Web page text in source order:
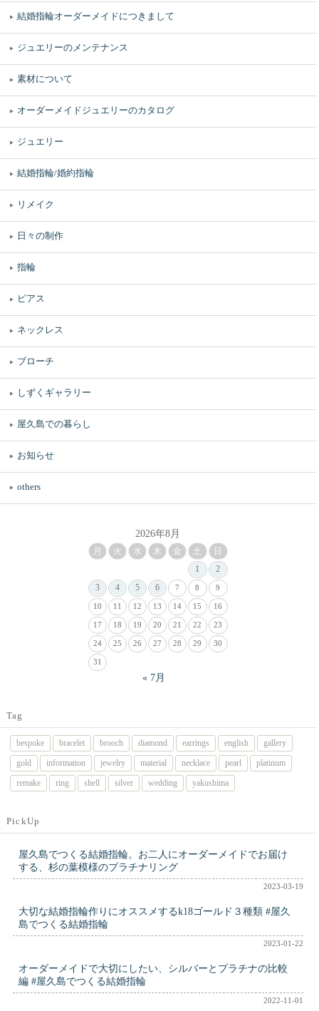
結婚指輪オーダーメイドにつきまして
ジュエリーのメンテナンス
素材について
オーダーメイドジュエリーのカタログ
ジュエリー
結婚指輪/婚約指輪
リメイク
日々の制作
指輪
ピアス
ネックレス
ブローチ
しずくギャラリー
屋久島での暮らし
お知らせ
others
2026年8月
月 火 水 木 金 土
日
1
2
3
4 5 6 7 8 9
10 11 12 13 14 15 16
17 18 19 20 21 22 23
24 25 26 27 28 29 30
31
« 7月
Tag
bespoke bracelet brooch diamond earrings english
gallery
gold
information jewelry material necklace pearl
platinum
remake
ring shell silver wedding yakushima
PickUp
屋久島でつくる結婚指輪。お二人にオーダーメイドでお届け
する、杉の葉模様のプラチナリング
2023-03-19
大切な結婚指輪作りにオススメするk18ゴールド３種類 #屋久
島でつくる結婚指輪
2023-01-22
オーダーメイドで大切にしたい、シルバーとプラチナの比較
編 #屋久島でつくる結婚指輪
2022-11-01